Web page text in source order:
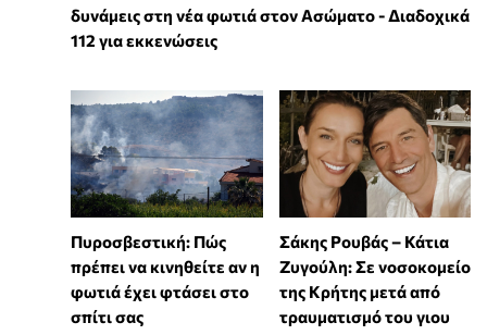
δυνάμεις στη νέα φωτιά στον Ασώματο - Διαδοχικά
112 για εκκενώσεις
Πυροσβεστική: Πώς
πρέπει να κινηθείτε αν η
φωτιά έχει φτάσει στο
σπίτι σας
Σάκης Ρουβάς – Κάτια
Ζυγούλη: Σε νοσοκομείο
της Κρήτης μετά από
τραυματισμό του γιου